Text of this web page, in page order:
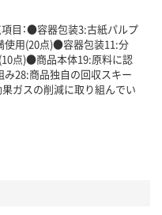
目：●容器包装3:古紙パルプ
使用(20点)●容器包装11:分
点)●商品本体19:原料に認
28:商品独自の回収スキー
ガスの削減に取り組んでい